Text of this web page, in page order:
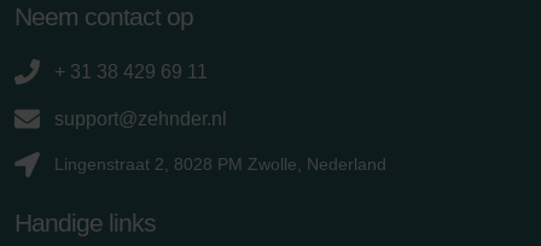
Neem contact op
+ 31 38 429 69 11
support@zehnder.nl
Lingenstraat 2, 8028 PM Zwolle, Nederland
Handige links